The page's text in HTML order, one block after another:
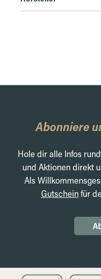
Abonniere
Hole dir alle Infos
und Aktionen direkt
Als
Gutscheinfür